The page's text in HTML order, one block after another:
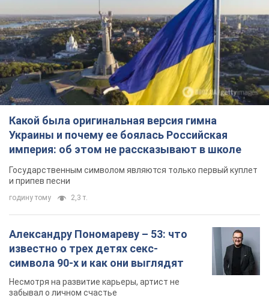
Какой была оригинальная версия гимна
Украины и почему ее боялась Российская
империя: об этом не рассказывают в школе
Государственным символом являются только первый куплет
и припев песни
годину тому 2,3 т.
Александру Пономареву – 53: что
известно о трех детях секс-
символа 90-х и как они выглядят
Несмотря на развитие карьеры, артист не
забывал о личном счастье